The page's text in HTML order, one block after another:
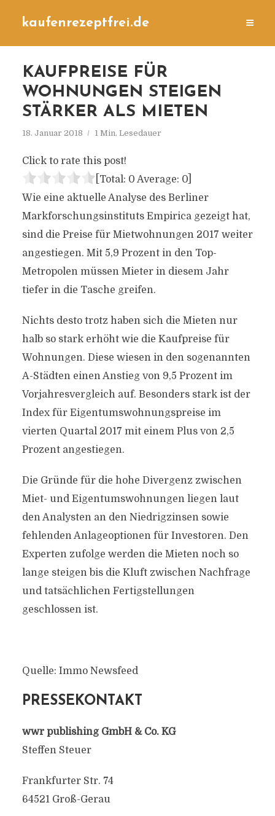
kaufenrezeptfrei.de
KAUFPREISE FÜR
WOHNUNGEN STEIGEN
STÄRKER ALS MIETEN
18. Januar 2018 1 Min. Lesedauer
Click to rate this post!
[Total: 0 Average: 0]
Wie eine aktuelle Analyse des Berliner
Markforschungsinstituts Empirica gezeigt hat,
sind die Preise für Mietwohnungen 2017 weiter
angestiegen. Mit 5,9 Prozent in den Top-
Metropolen müssen Mieter in diesem Jahr
tiefer in die Tasche greifen.
Nichts desto trotz haben sich die Mieten nur
halb so stark erhöht wie die Kaufpreise für
Wohnungen. Diese wiesen in den sogenannten
A-Städten einen Anstieg von 9,5 Prozent im
Vorjahresvergleich auf. Besonders stark ist der
Index für Eigentumswohnungspreise im
vierten Quartal 2017 mit einem Plus von 2,5
Prozent angestiegen.
Die Gründe für die hohe Divergenz zwischen
Miet- und Eigentumswohnungen liegen laut
den Analysten an den Niedrigzinsen sowie
fehlenden Anlageoptionen für Investoren. Den
Experten zufolge werden die Mieten noch so
lange steigen bis die Kluft zwischen Nachfrage
und tatsächlichen Fertigstellungen
geschlossen ist.
Quelle: Immo Newsfeed
PRESSEKONTAKT
wwr publishing GmbH & Co. KG
Steffen Steuer
Frankfurter Str. 74
64521 Groß-Gerau